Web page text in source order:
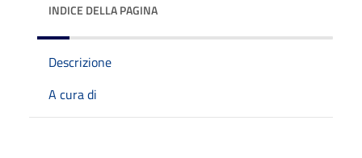
INDICE DELLA PAGINA
Descrizione
A cura di